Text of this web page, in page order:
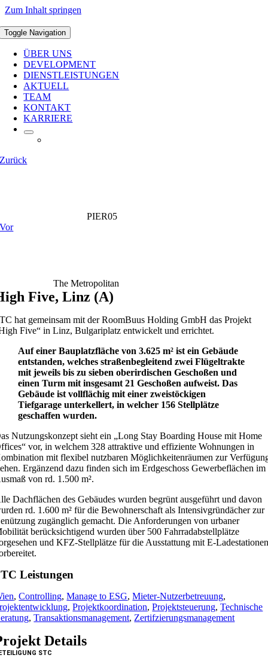
Zum Inhalt springen
Toggle Navigation
ÜBER UNS
DEVELOPMENT
DIENSTLEISTUNGEN
AKTUELL
TEAM
KONTAKT
KARRIERE
Zurück
PIER05
Vor
The Metropolitan
Five, Linz (A)
hat gemeinsam mit der RoomBuus Holding GmbH das Projekt
Five“ in Linz, Bulgariplatz entwickelt und errichtet.
Auf einer Bauplatzfläche von 3.625 m² ist ein Gebäude
entstanden, welches straßenbegleitend zwei Flügeltrakte
mit jeweils bis zu sieben oberirdischen Geschoßen und
einen Turm mit insgesamt 21 Geschoßen aufweist. Das
Gebäude ist vollflächig mit einer zweistöckigen
Tiefgarage unterkellert, in welcher 156 Stellplätze
geschaffen wurden.
Nutzungskonzept sieht ein „Long Stay Boarding House mit Home
vor, in welchem 328 attraktive und effiziente Wohnungen in
mit flexibel nutzbaren Möglichkeitenräumen zur
Ergänzend dazu finden sich im Erdgeschoss Gewerbeflächen im
von rd. 1.500 m².
Dachflächen des Gebäudes wurden begrünt ausgeführt und davon
rd. 1.600 m² für die Bewohnerschaft als Intensivgründächer zur
zugänglich gemacht. Die Anforderungen von urbaner
berücksichtigend wurden über 500 Fahrradabstellplätze
und KFZ-Stellplätze für die Ausstattung mit E-
Leistungen
,Controlling,Manage to ESG,Mieter-Nutzerbetreuung,
,Projektkoordination,Projektsteuerung,Technische
,Transaktionsmanagement, Zertifzierungsmanagement
Details
STC